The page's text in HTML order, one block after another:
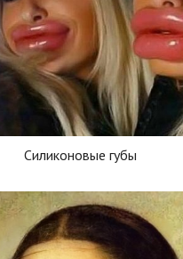
Силиконовые губы